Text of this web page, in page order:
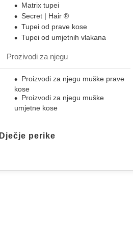
Matrix tupei
Secret | Hair ®
Tupei od prave kose
Tupei od umjetnih vlakana
Prozivodi za njegu
Proizvodi za njegu muške prave
kose
Proizvodi za njegu muške
umjetne kose
Dječje perike